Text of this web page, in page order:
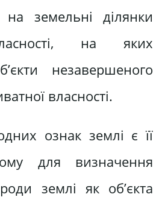
земельні ділянки
на яких
незавершеного
власності.
ознак землі є її
для визначення
землі як об’єкта